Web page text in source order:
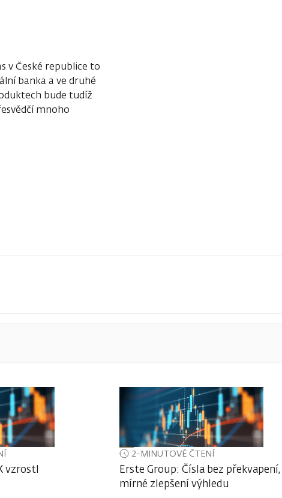
v České republice to
banka a ve druhé
bude tudíž
mnoho
vzrostl
2-MINUTOVÉ ČTENÍ
Erste Group: Čísla bez překvapení,
mírné zlepšení výhledu